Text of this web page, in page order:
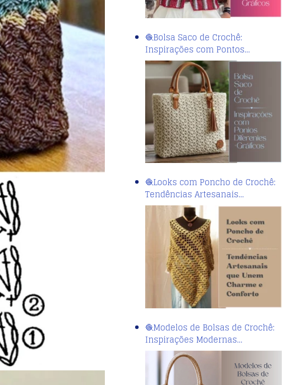
🧶Bolsa Saco de Crochê:
Inspirações com Pontos…
🧶Looks com Poncho de Crochê:
Tendências Artesanais…
🧶Modelos de Bolsas de Crochê:
Inspirações Modernas…